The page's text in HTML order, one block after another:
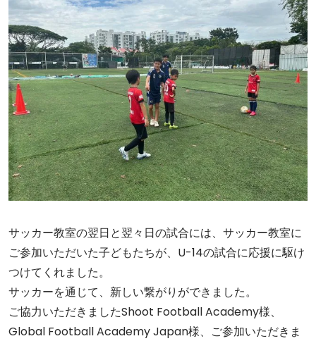
サッカー教室の翌日と翌々日の試合には、サッカー教室に
ご参加いただいた子どもたちが、U-14の試合に応援に駆け
つけてくれました。
サッカーを通じて、新しい繋がりができました。
ご協力いただきましたShoot Football Academy様、
Global Football Academy Japan様、ご参加いただきま